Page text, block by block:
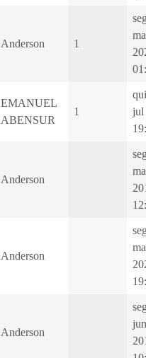
Anderson 1
EMANUEL
ABENSUR
1
jul
Anderson
Anderson
Anderson
jun